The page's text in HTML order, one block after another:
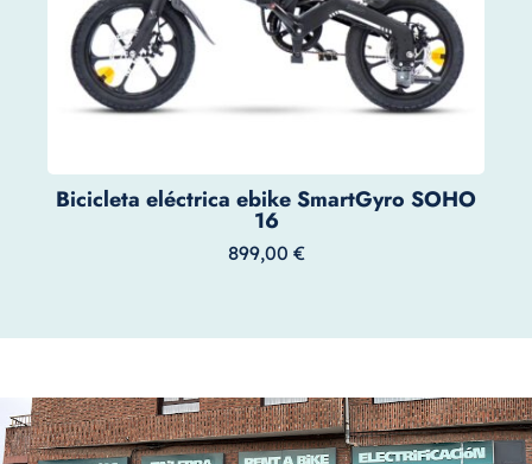
Bicicleta eléctrica ebike SmartGyro SOHO
16
899,00 €